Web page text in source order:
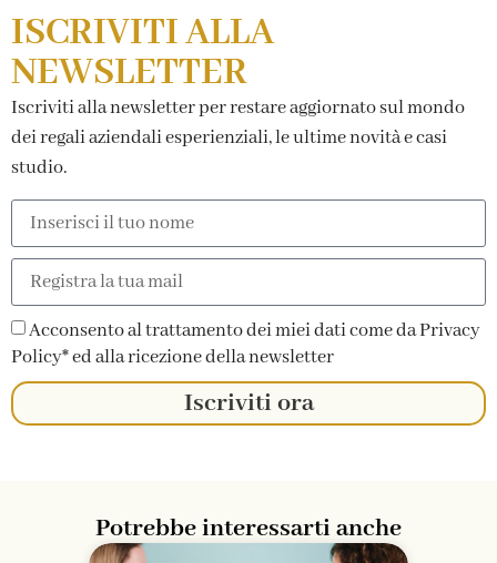
ISCRIVITI ALLA
NEWSLETTER
Iscriviti alla newsletter per restare aggiornato sul mondo
dei regali aziendali esperienziali, le ultime novità e casi
studio.
Acconsento al trattamento dei miei dati come da Privacy
Policy* ed alla ricezione della newsletter
Iscriviti ora
Potrebbe interessarti anche